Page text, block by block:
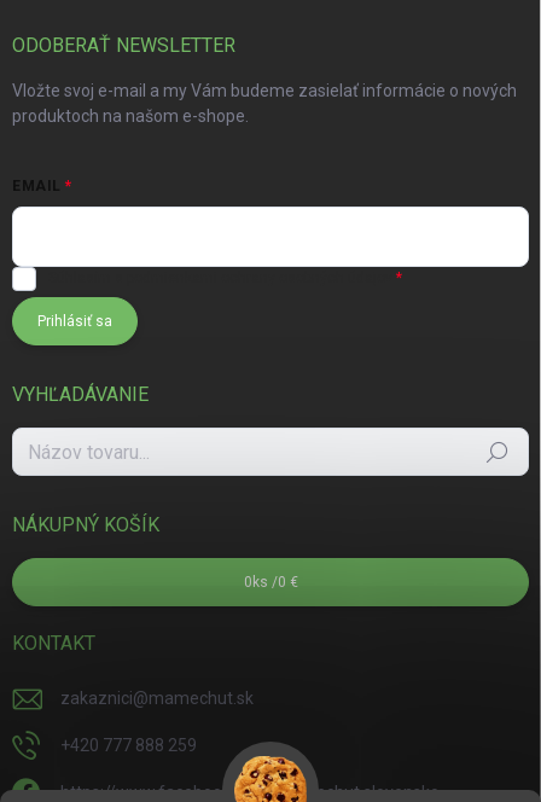
ODOBERAŤ NEWSLETTER
Vložte svoj e-mail a my Vám budeme zasielať informácie o nových
produktoch na našom e-shope.
EMAIL
Prihlásiť sa
VYHĽADÁVANIE
Hľadať
NÁKUPNÝ KOŠÍK
0 ks /0 €
KONTAKT
zakaznici@mamechut.sk
+420 777 888 259
https://www.facebook.com/mamechut.slovensko